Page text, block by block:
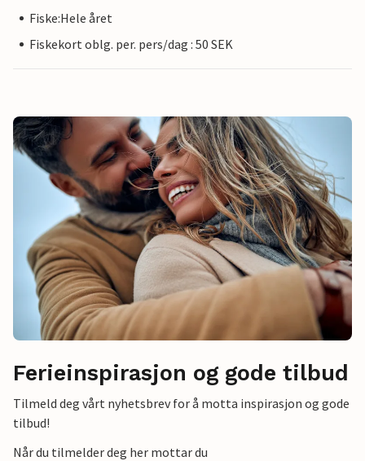
Fiske:Hele året
Fiskekort oblg. per. pers/dag : 50 SEK
Ferieinspirasjon og gode tilbud
Tilmeld deg vårt nyhetsbrev for å motta inspirasjon og gode
tilbud!
Når du tilmelder deg her mottar du